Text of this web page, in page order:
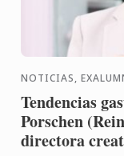
NOTICIAS,
Tendencias
Porschen
directora